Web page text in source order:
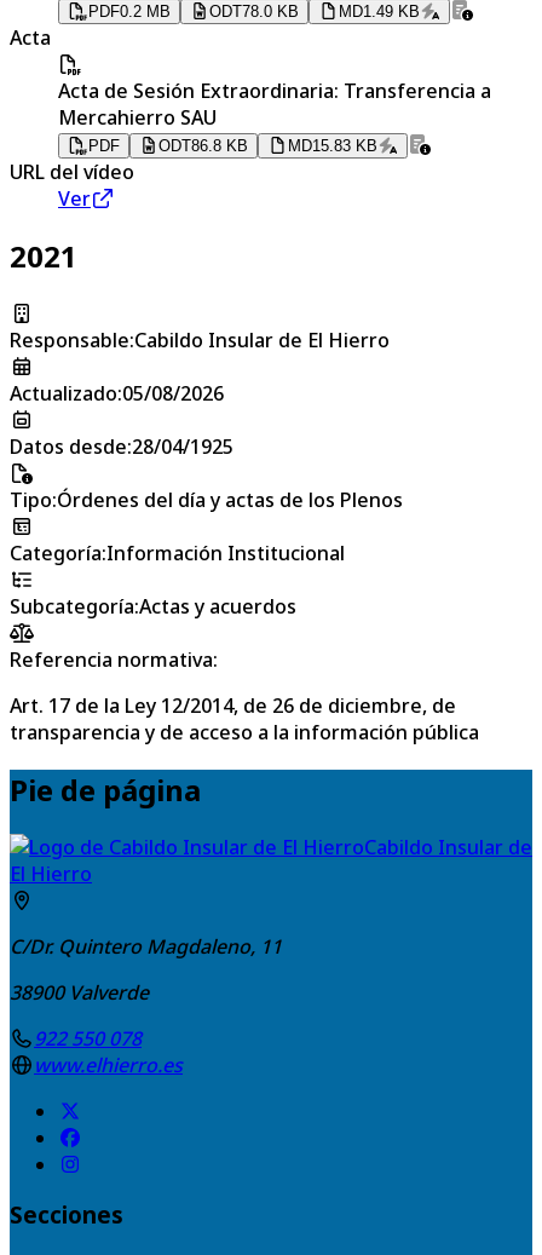
PDF0.2 MB ODT78.0 KB MD1.49 KB
Acta
Acta de Sesión Extraordinaria: Transferencia a
Mercahierro SAU
PDF ODT86.8 KB MD15.83 KB
URL del vídeo
Ver
2021
Responsable:Cabildo Insular de El Hierro
Actualizado:05/08/2026
Datos desde:28/04/1925
Tipo:Órdenes del día y actas de los Plenos
Categoría:Información Institucional
Subcategoría:Actas y acuerdos
Referencia normativa:
Art. 17 de la Ley 12/2014, de 26 de diciembre, de
transparencia y de acceso a la información pública
Pie de página
Cabildo Insular de
El Hierro
C/Dr. Quintero Magdaleno, 11
38900 Valverde
922 550 078
www.elhierro.es
Secciones